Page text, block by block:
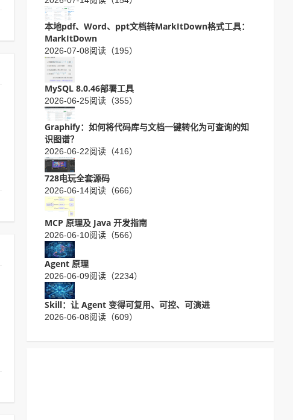
本地pdf、Word、ppt文档转MarkItDown格式工具：
MarkItDown
2026-07-08阅读（195）
MySQL 8.0.46部署工具
2026-06-25阅读（355）
Graphify：如何将代码库与文档一键转化为可查询的知
识图谱？
2026-06-22阅读（416）
728电玩全套源码
2026-06-14阅读（666）
MCP 原理及 Java 开发指南
2026-06-10阅读（566）
Agent 原理
2026-06-09阅读（2234）
Skill：让 Agent 变得可复用、可控、可演进
2026-06-08阅读（609）